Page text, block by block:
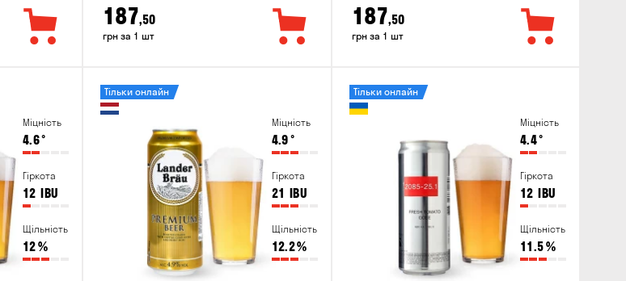
187,50
грн за 1 шт
187,50
грн за 1 шт
Міцність
4.6°
Гіркота
12 IBU
Щільність
12%
Міцність
4.9°
Гіркота
21 IBU
Щільність
12.2%
Тільки онлайн
Міцність
4.4°
Гіркота
12 IBU
Щільність
11.5%
Тільки онлайн